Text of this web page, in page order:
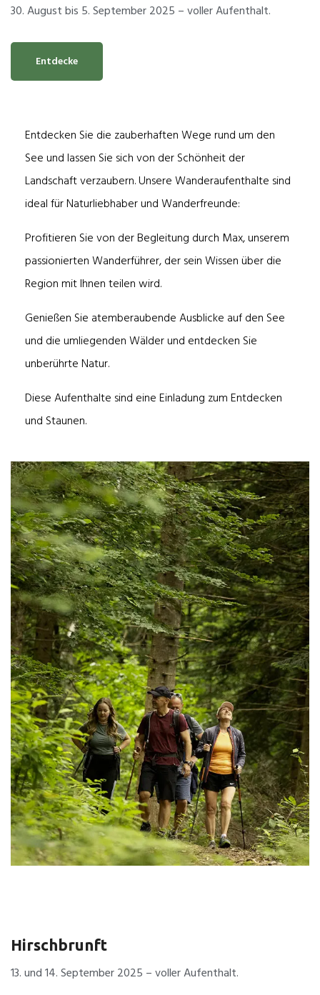
30. August bis 5. September 2025 – voller Aufenthalt.
Entdecke
Entdecken Sie die zauberhaften Wege rund um den
See und lassen Sie sich von der Schönheit der
Landschaft verzaubern. Unsere Wanderaufenthalte sind
ideal für Naturliebhaber und Wanderfreunde:
Profitieren Sie von der Begleitung durch Max, unserem
passionierten Wanderführer, der sein Wissen über die
Region mit Ihnen teilen wird.
Genießen Sie atemberaubende Ausblicke auf den See
und die umliegenden Wälder und entdecken Sie
unberührte Natur.
Diese Aufenthalte sind eine Einladung zum Entdecken
und Staunen.
Hirschbrunft
13. und 14. September 2025 – voller Aufenthalt.